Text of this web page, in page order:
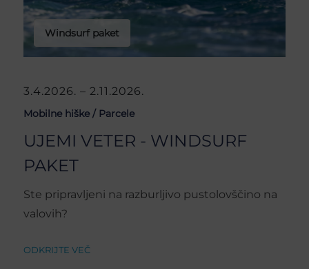
Windsurf paket
3.4.2026. – 2.11.2026.
Mobilne hiške / Parcele
UJEMI VETER - WINDSURF
PAKET
Ste pripravljeni na razburljivo pustolovščino na
valovih?
ODKRIJTE VEČ